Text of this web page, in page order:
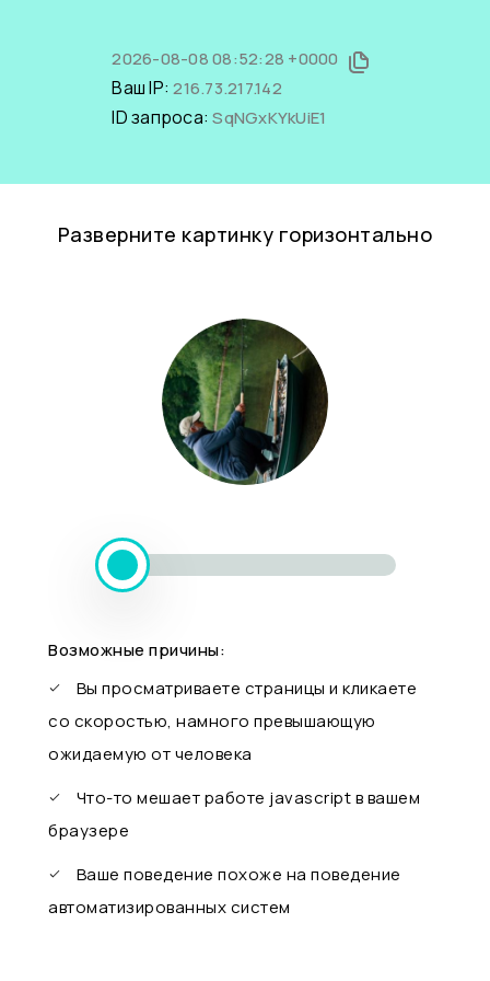
2026-08-08 08:52:28 +0000
Ваш IP:216.73.217.142
ID запроса:SqNGxKYkUiE1
Разверните картинку горизонтально
Возможные причины:
Вы просматриваете страницы и кликаете
со скоростью, намного превышающую
ожидаемую от человека
Что-то мешает работе javascript в вашем
браузере
Ваше поведение похоже на поведение
автоматизированных систем